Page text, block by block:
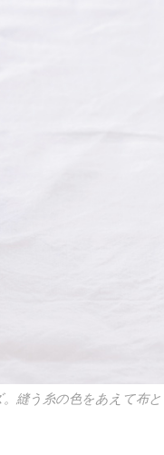
縫う糸の色をあえて布と